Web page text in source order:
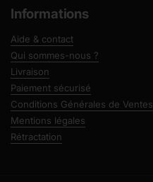
Informations
Aide & contact
Qui sommes-nous ?
Livraison
Paiement sécurisé
Conditions Générales de Ventes
Mentions légales
Rétractation